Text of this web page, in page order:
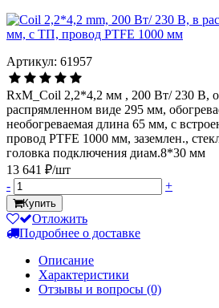
Артикул: 61957
RxM_Coil 2,2*4,2 мм , 200 Вт/ 230 В,
распрямленном виде 295 мм,
необогреваемая длина 65 мм, с
провод PTFE 1000 мм, заземлен.,
головка подключения диам.8*30 мм
13 641 ₽/шт
-
+
Купить
Отложить
Подробнее о доставке
Описание
Характеристики
Отзывы и вопросы (0)